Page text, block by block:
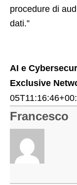
procedure di
dati.”
AI e
Exclusive
Francesco